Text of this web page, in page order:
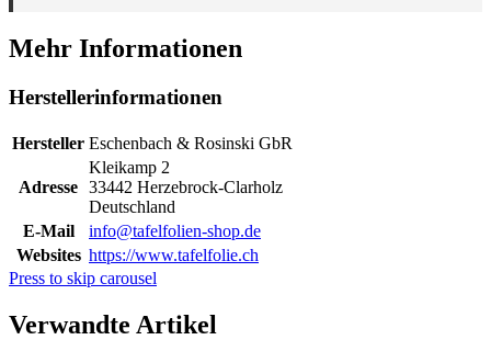
Mehr Informationen
Herstellerinformationen
Hersteller Eschenbach & Rosinski GbR
Adresse
Kleikamp 2
33442 Herzebrock-Clarholz
Deutschland
E-Mail
info@tafelfolien-shop.de
Websites https://www.tafelfolie.ch
Press to skip carousel
Verwandte Artikel